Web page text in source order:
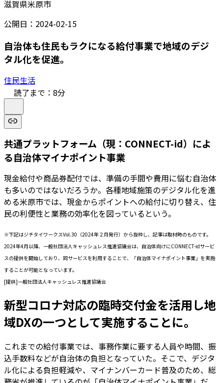
滋賀県米原市
公開日： 2024-02-15
自治体も住民もラクになる給付事業で地域のデジ
タル化を促進。
住民生活
読了まで： 8分
共通プラットフォーム（現：CONNECT-id）によ
る自治体マイナポイント事業
現金給付や商品券配付では、準備の手間や費用に悩む自治体
も多いのではないだろうか。各種地域施策のデジタル化を進
める米原市では、現金からポイントへの給付に切り替え、住
民の利便性と業務の効率化を図っているという。
※下記はジチタイワークスVol.30（2024年２月発行）から抜粋し、記事は取材時のものです。
2024年4月以降、一般社団法人キャッシュレス推進協議会は、自治体向けにCONNECT-idサービ
スの提供を開始しており、同サービスを利用することで、「自治体マイナポイント事業」を実施
することが可能となっています。
[提供]一般社団法人キャッシュレス推進協議会
新型コロナ対応の臨時交付金を活用し地
域DXの一つとして実施することに。
これまでの給付事業では、事務作業に要する人員や時間、振
込手数料などが自治体の負担となっていた。そこで、デジタ
ル化による負担軽減や、マイナンバーカード普及のため、総